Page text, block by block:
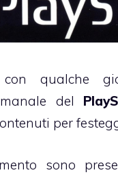
con qualche
del
per
sono